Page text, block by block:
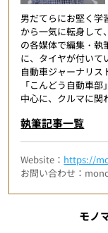
男だてらにお堅く学
から一気に転身して
の各媒体で編集・執
に、タイヤが付いて
自動車ジャーナリ
「こんどう自動車
中心に、クルマに関
執筆記事一覧
Website： https://
お問い合わせ：
モノ